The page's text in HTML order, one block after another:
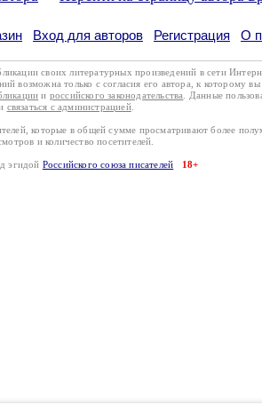
Вход для авторов Регистрация О
своих литературных произведений в сети
возможна только с согласия его автора, к которому
и российского законодательства . Данные
связаться с администрацией.
которые в общей сумме просматривают более
и количество посетителей.
эгидой Российского союза писателей 18+